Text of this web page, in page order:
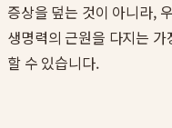
증상을 덮는 것이 아니라,
생명력의 근원을 다지는
할 수 있습니다.